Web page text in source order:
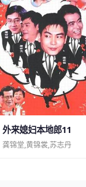
外来媳妇本地郎11
龚锦堂,黄锦裳,苏志丹